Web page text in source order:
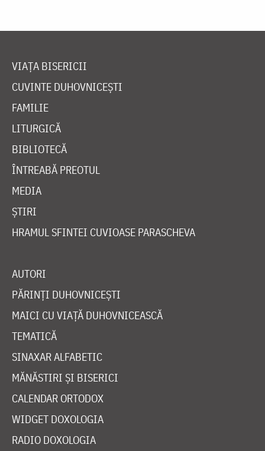
VIAȚA BISERICII
CUVINTE DUHOVNICEȘTI
FAMILIE
LITURGICĂ
BIBLIOTECĂ
ÎNTREABĂ PREOTUL
MEDIA
ȘTIRI
HRAMUL SFINTEI CUVIOASE PARASCHEVA
AUTORI
PĂRINȚI DUHOVNICEȘTI
MAICI CU VIAȚĂ DUHOVNICEASCĂ
TEMATICĂ
SINAXAR ALFABETIC
MĂNĂSTIRI ȘI BISERICI
CALENDAR ORTODOX
WIDGET DOXOLOGIA
RADIO DOXOLOGIA